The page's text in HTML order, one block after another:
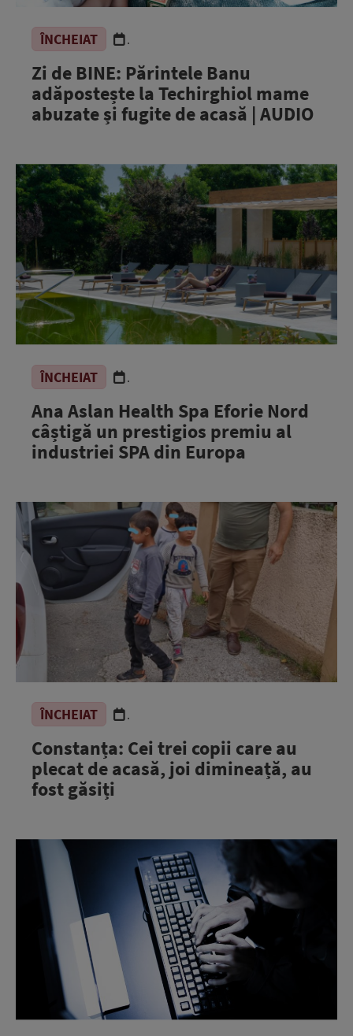
ÎNCHEIAT .
Zi de BINE: Părintele Banu
adăpostește la Techirghiol mame
abuzate și fugite de acasă | AUDIO
ÎNCHEIAT .
Ana Aslan Health Spa Eforie Nord
câștigă un prestigios premiu al
industriei SPA din Europa
ÎNCHEIAT .
Constanța: Cei trei copii care au
plecat de acasă, joi dimineață, au
fost găsiți